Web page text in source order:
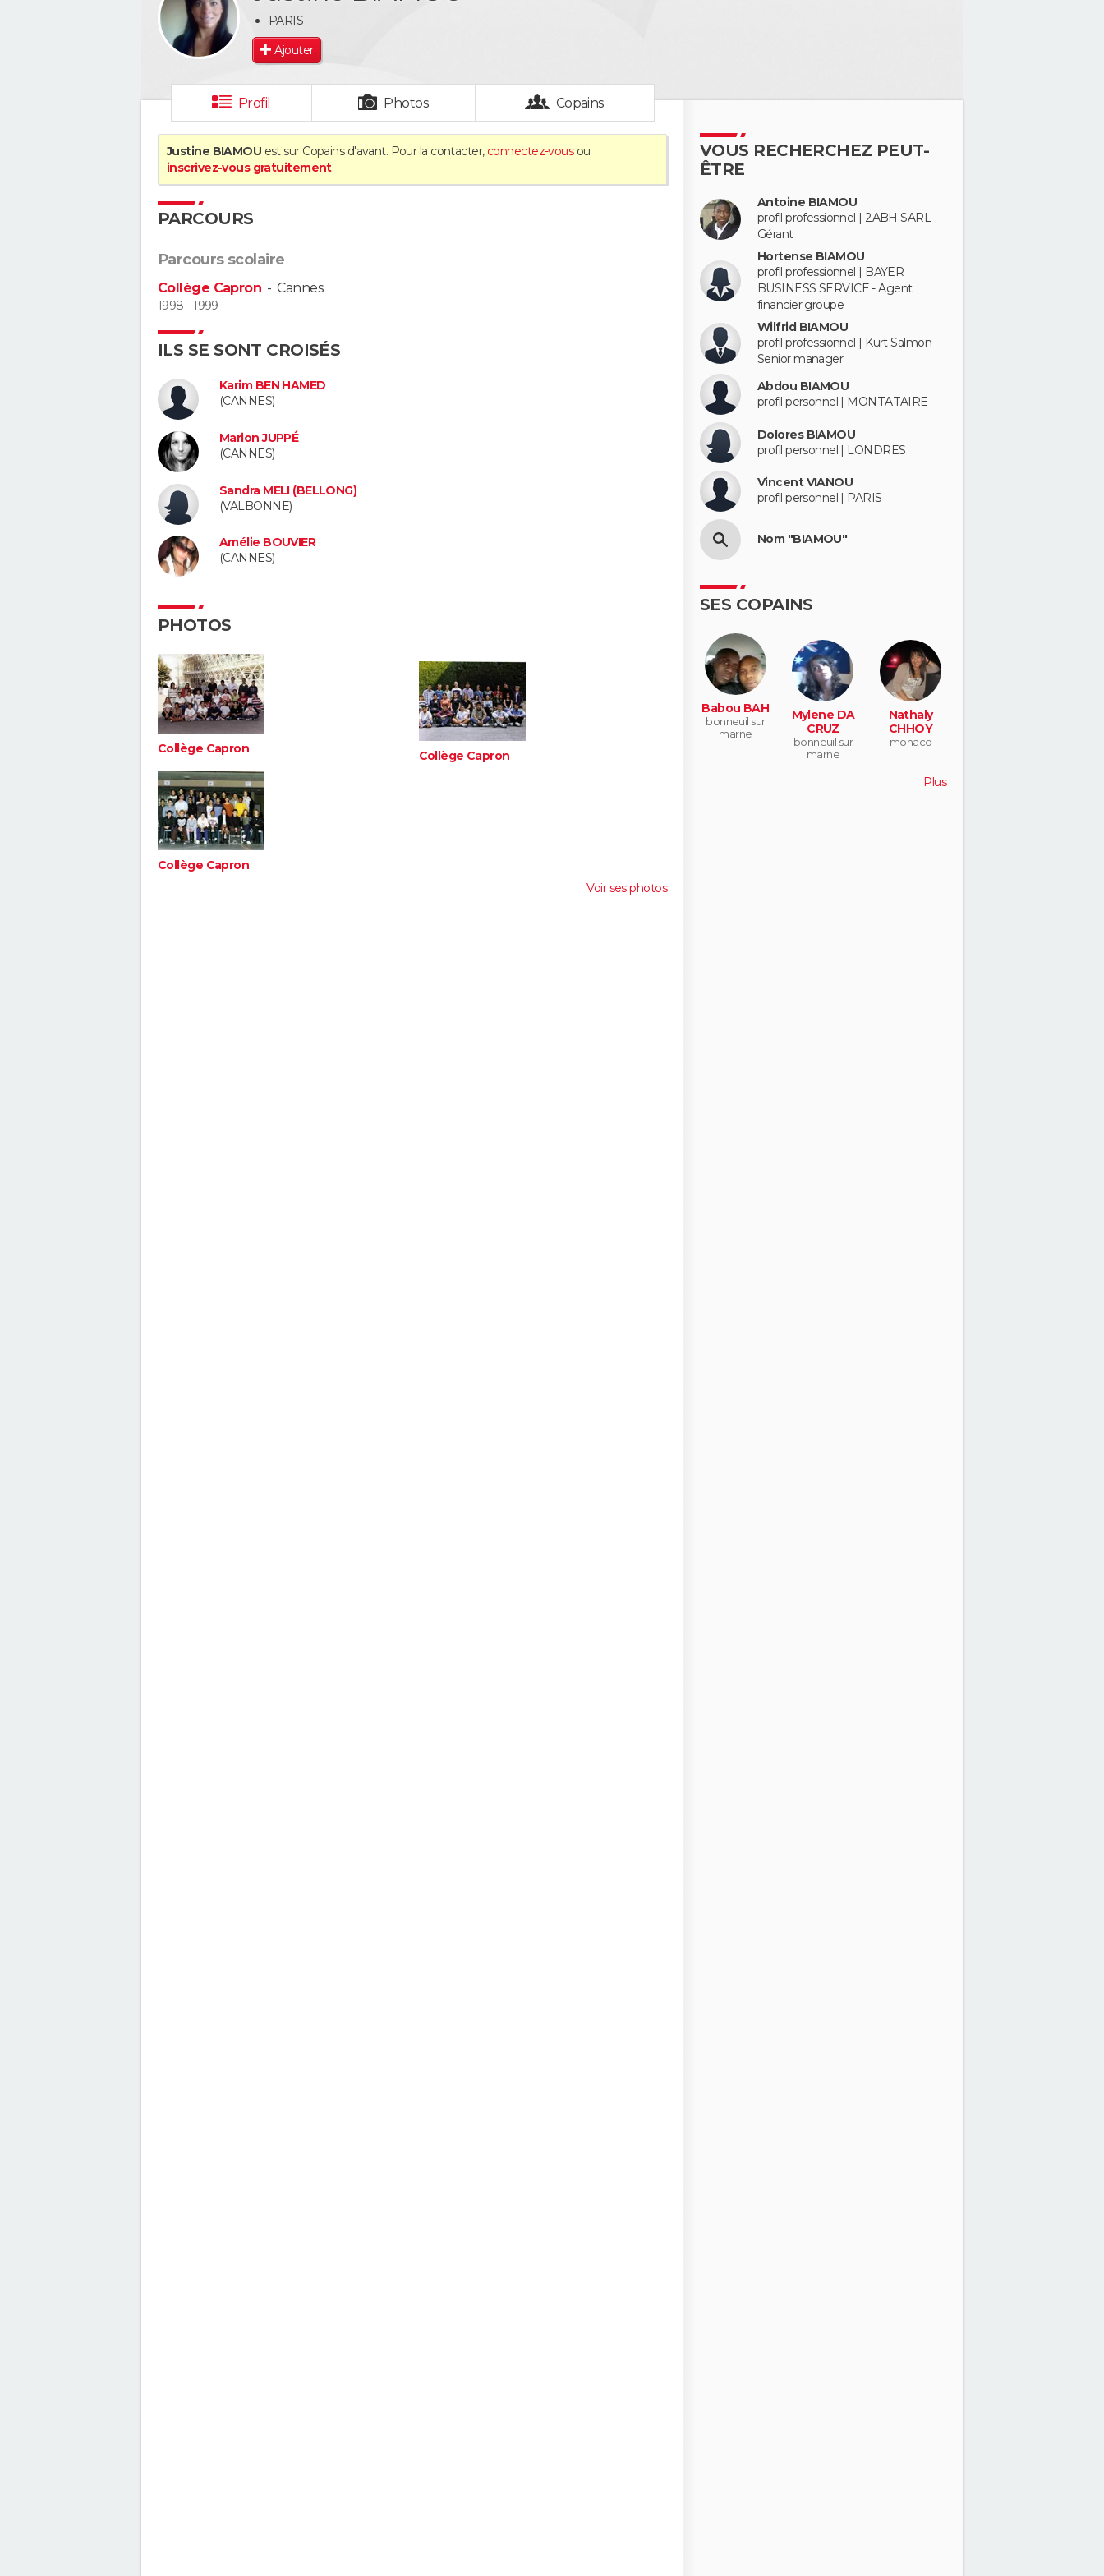
PARIS
Ajouter
Profil Photos Copains
Justine BIAMOU est sur Copains d'avant. Pour la contacter, connectez-vousou
inscrivez-vous gratuitement.
PARCOURS
Parcours scolaire
Collège Capron -Cannes
1998 - 1999
ILS SE SONT CROISÉS
Karim BEN HAMED
(CANNES)
Marion JUPPÉ
(CANNES)
Sandra MELI (BELLONG)
(VALBONNE)
Amélie BOUVIER
(CANNES)
PHOTOS
Collège Capron Collège Capron
Collège Capron
Voir ses photos
VOUS RECHERCHEZ PEUT-
ÊTRE
Antoine BIAMOU
profil professionnel | 2ABH SARL -
Gérant
Hortense BIAMOU
profil professionnel | BAYER
BUSINESS SERVICE - Agent
financier groupe
Wilfrid BIAMOU
profil professionnel | Kurt Salmon -
Senior manager
Abdou BIAMOU
profil personnel | MONTATAIRE
Dolores BIAMOU
profil personnel | LONDRES
Vincent VIANOU
profil personnel | PARIS
Nom "BIAMOU"
SES COPAINS
Babou BAH
bonneuil sur
marne
Mylene DA
CRUZ
bonneuil sur
marne
Nathaly
CHHOY
monaco
Plus